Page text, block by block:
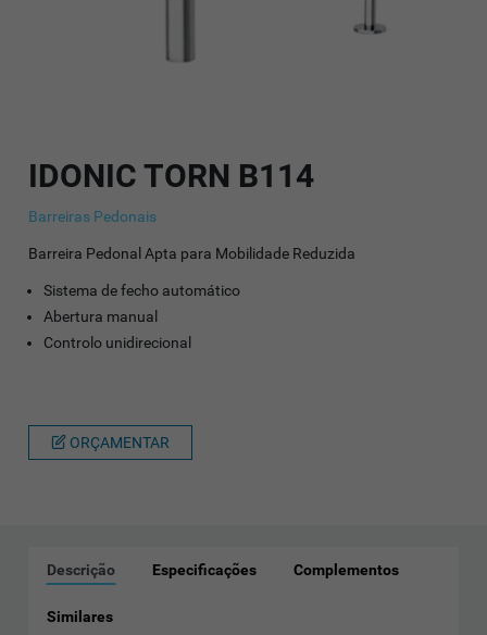
IDONIC TORN B114
Barreiras Pedonais
Barreira Pedonal Apta para Mobilidade Reduzida
Sistema de fecho automático
Abertura manual
Controlo unidirecional
ORÇAMENTAR
Descrição Especificações Complementos
Similares